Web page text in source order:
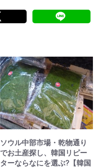
ソウル中部市場・乾物通り
でお土産探し、韓国リピー
ターならなにを選ぶ?【韓国